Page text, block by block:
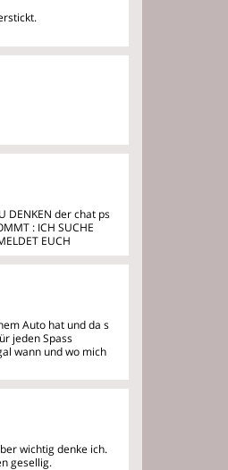
DENKEN der chat ps
: ICH SUCHE
EUCH
Auto hat und da s
jeden Spass
wann und wo mich
wichtig denke ich.
gesellig.